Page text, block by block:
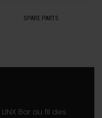
SPARE PARTS
Bar au fil des